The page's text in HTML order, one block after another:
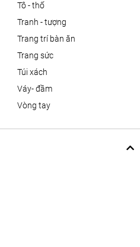
tô - thố
tranh - tượng
trang trí bàn ăn
trang sức
túi xách
váy- đầm
vòng tay